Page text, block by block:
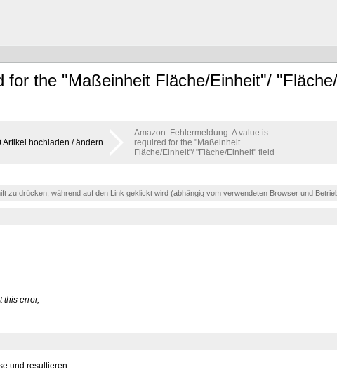
the "Maßeinheit Fläche/Einheit"/
Artikel hochladen / ändern
Amazon: Fehlermeldung: A value is
required for the "Maßeinheit
Fläche/Einheit"/ "Fläche/Einheit" field
zu drücken, während auf den Link geklickt wird (abhängig vom verwendeten Browser und